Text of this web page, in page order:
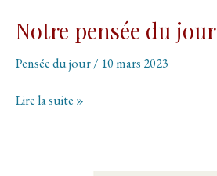
Notre pensée du jour
Pensée du jour/ 10 mars 2023
Notre
jour
Lire la suite »